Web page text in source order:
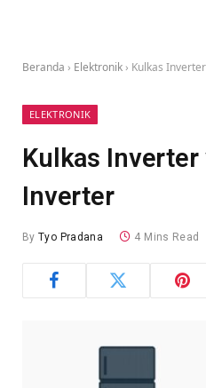
Beranda › Elektronik › Kulkas
ELEKTRONIK
Kulkas Inverter
Inverter
By Tyo Pradana 4 Mins Read